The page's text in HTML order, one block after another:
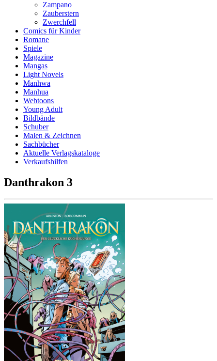
Zampano
Zauberstern
Zwerchfell
Comics für Kinder
Romane
Spiele
Magazine
Mangas
Light Novels
Manhwa
Manhua
Webtoons
Young Adult
Bildbände
Schuber
Malen & Zeichnen
Sachbücher
Aktuelle Verlagskataloge
Verkaufshilfen
Danthrakon 3